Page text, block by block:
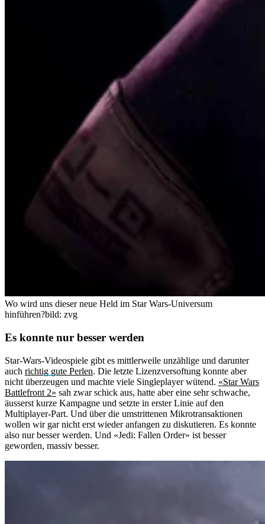
Wo wird uns dieser neue Held im Star Wars-Universum
hinführen?bild: zvg
Es konnte nur besser werden
Star-Wars-Videospiele gibt es mittlerweile unzählige und darunter
auch richtig gute Perlen. Die letzte Lizenzversoftung konnte aber
nicht überzeugen und machte viele Singleplayer wütend. «Star Wars
Battlefront 2» sah zwar schick aus, hatte aber eine sehr schwache,
äusserst kurze Kampagne und setzte in erster Linie auf den
Multiplayer-Part. Und über die umstrittenen Mikrotransaktionen
wollen wir gar nicht erst wieder anfangen zu diskutieren. Es konnte
also nur besser werden. Und «Jedi: Fallen Order» ist besser
geworden, massiv besser.